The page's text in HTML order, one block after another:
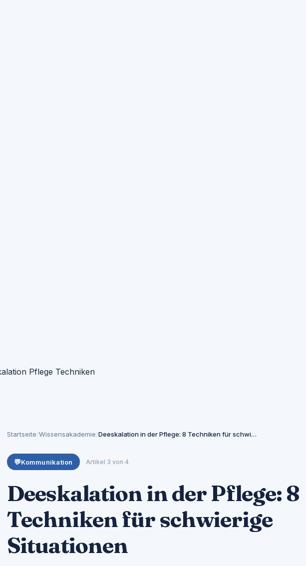
Pflege Techniken
Startseite/Wissensakademie/ Deeskalation in der Pflege: 8 Techniken für schwierige Situationen
💬Kommunikation Artikel 3 von 4
Deeskalation in der Pflege: 8
Techniken für schwierige
Situationen